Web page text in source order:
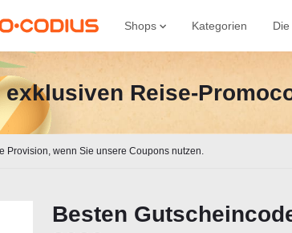
Shops Kategorien
Reise-
Provision, wenn Sie unsere Coupons nutzen.
Besten